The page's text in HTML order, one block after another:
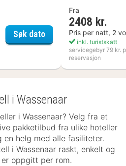
Søk datoHotell Hallstaberget
Fra
2408 kr.
Pris per natt, 2
inkl. turistskatt
servicegebyr 79 kr.
reservasjon
i Wassenaar
i Wassenaar? Velg fra et
pakketilbud fra ulike hoteller
en helg med alle fasiliteter.
i Wassenaar raskt, enkelt og
oppgitt per rom.